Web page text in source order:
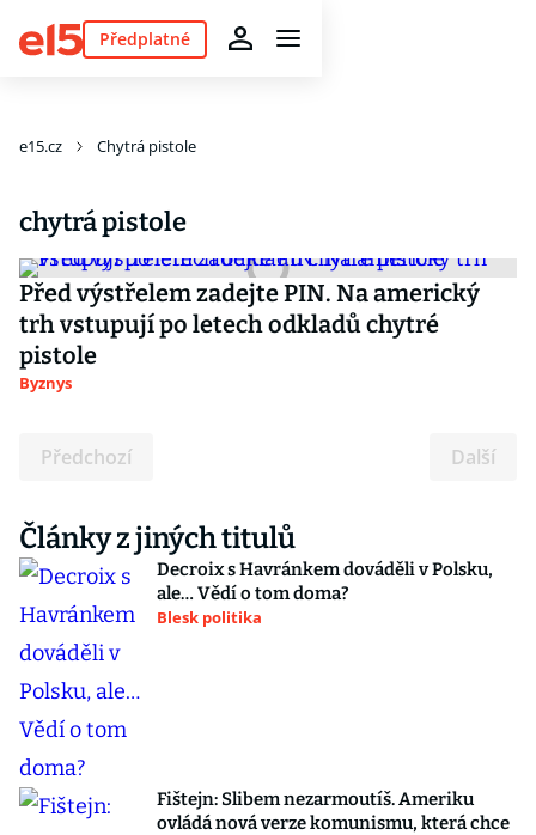
Předplatné
e15.cz Chytrá pistole
chytrá pistole
Před výstřelem zadejte PIN. Na americký
trh vstupují po letech odkladů chytré
pistole
Byznys
Předchozí Další
Články z jiných titulů
Decroix s Havránkem dováděli v Polsku,
ale… Vědí o tom doma?
Blesk politika
Fištejn: Slibem nezarmoutíš. Ameriku
ovládá nová verze komunismu, která chce